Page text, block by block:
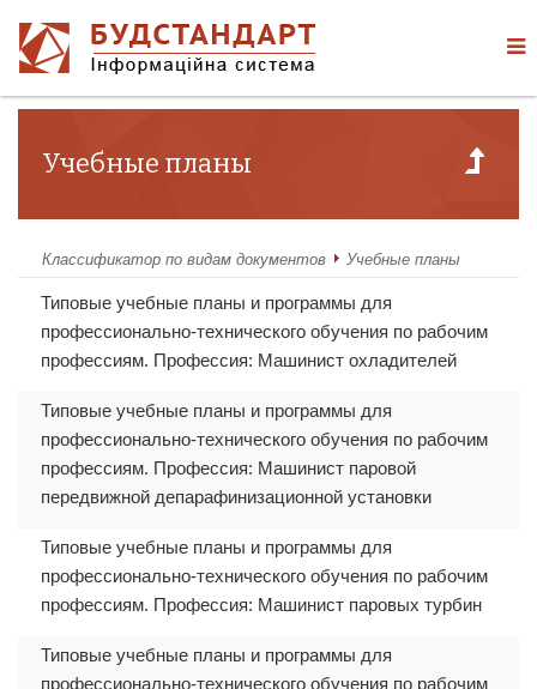
Учебные планы
Классификатор по видам документов Учебные планы
Типовые учебные планы и программы для
профессионально-технического обучения по рабочим
профессиям. Профессия: Машинист охладителей
Типовые учебные планы и программы для
профессионально-технического обучения по рабочим
профессиям. Профессия: Машинист паровой
передвижной депарафинизационной установки
Типовые учебные планы и программы для
профессионально-технического обучения по рабочим
профессиям. Профессия: Машинист паровых турбин
Типовые учебные планы и программы для
профессионально-технического обучения по рабочим